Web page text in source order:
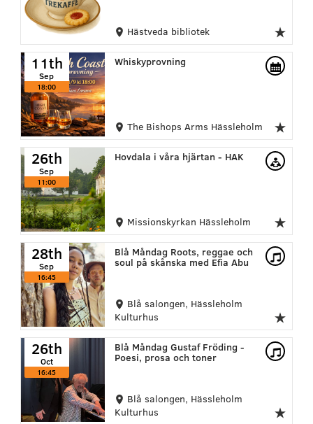
Hästveda bibliotek
Whiskyprovning
11th
Sep
18:00
The Bishops Arms Hässleholm
Hovdala i våra hjärtan - HAK
26th
Sep
11:00
Missionskyrkan Hässleholm
Blå Måndag Roots, reggae och
soul på skånska med Efia Abu
28th
Sep
16:45
Blå salongen, Hässleholm
Kulturhus
Blå Måndag Gustaf Fröding -
Poesi, prosa och toner
26th
Oct
16:45
Blå salongen, Hässleholm
Kulturhus